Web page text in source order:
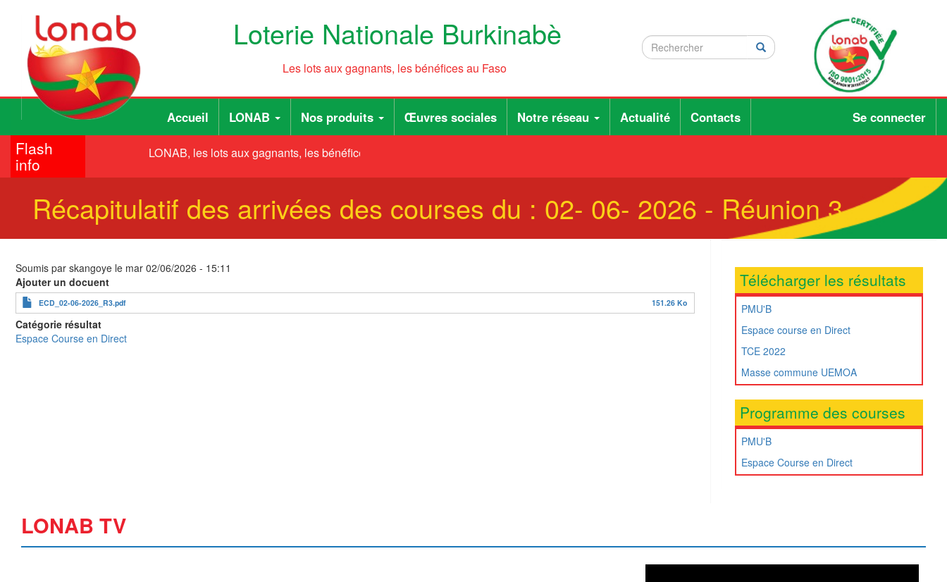
principal
Loterie Nationale Burkinabè
Les lots aux gagnants, les bénéfices au Faso Rechercher
Rechercher Rechercher
Main
navigation
Accueil LONAB Nos produits Œuvres sociales Notre réseau Actualité Contacts
User
account
menu
Se connecter
Flash
info
LONAB, les lots aux gagnants, les bénéfices au Faso
Récapitulatif des arrivées des courses du : 02- 06- 2026 - Réunion 3
Soumis par skangoye le mar 02/06/2026 - 15:11
Ajouter un docuent
ECD_02-06-2026_R3.pdf 151.26 Ko
Catégorie résultat
Espace Course en Direct
Télécharger les résultats
PMU'B
Espace course en Direct
TCE 2022
Masse commune UEMOA
Programme des courses
PMU'B
Espace Course en Direct
LONAB TV